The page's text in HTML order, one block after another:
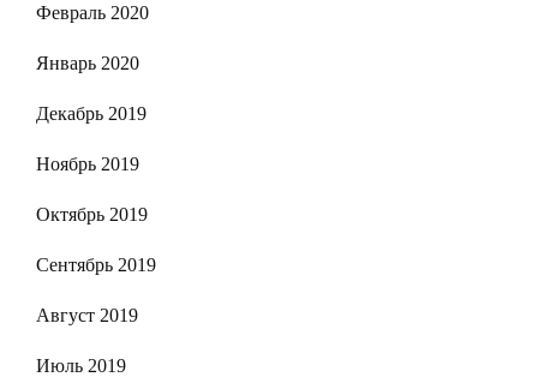
Февраль 2020
Январь 2020
Декабрь 2019
Ноябрь 2019
Октябрь 2019
Сентябрь 2019
Август 2019
Июль 2019